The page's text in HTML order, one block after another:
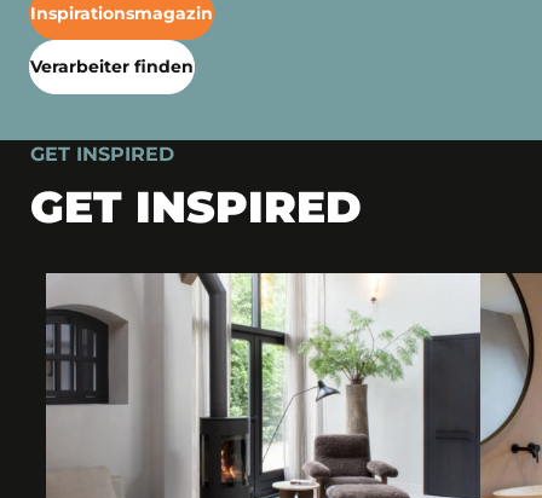
Inspirationsmagazin
Verarbeiter finden
GET INSPIRED
GET INSPIRED